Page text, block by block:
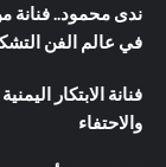
ندى محمود.. فنانة
في عالم الفن
فنانة الابتكار
والاحتفاء